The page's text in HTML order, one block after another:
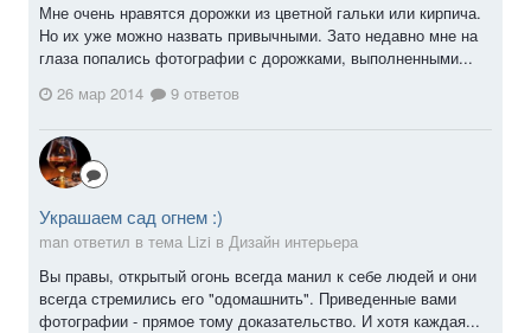
Мне очень нравятся дорожки из цветной гальки или кирпича.
Но их уже можно назвать привычными. Зато недавно мне на
глаза попались фотографии с дорожками, выполненными...
26 мар 2014
9 ответов
Украшаем сад огнем :)
man ответил в тема Lizi в Дизайн интерьера
Вы правы, открытый огонь всегда манил к себе людей и они
всегда стремились его "одомашнить". Приведенные вами
фотографии - прямое тому доказательство. И хотя каждая...